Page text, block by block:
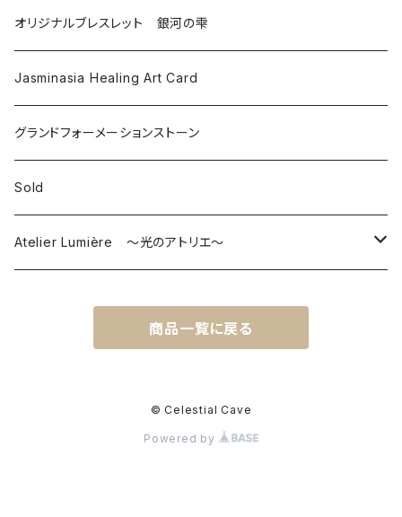
オリジナルブレスレット 銀河の雫
Jasminasia Healing Art Card
グランドフォーメーションストーン
Sold
Atelier Lumière ～光のアトリエ～
商品一覧に戻る
© Celestial Cave
Powered by